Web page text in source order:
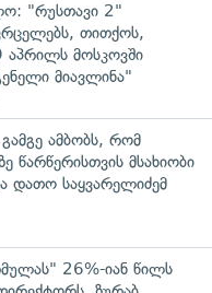
"რუსთავი 2"
თითქოს,
აპრილს მოსკოვში
მიავლინა"
ამბობს, რომ
წარწერისთვის მსახიობი
დათო საყვარელიძემ
26%-იან წილს